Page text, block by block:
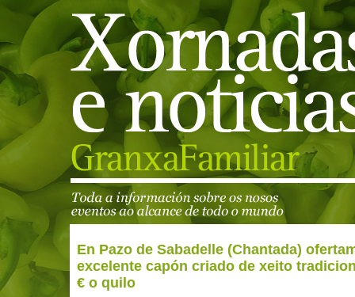
En Pazo de Sabadelle (Chantada)
excelente capón criado de xeito
€ o quilo